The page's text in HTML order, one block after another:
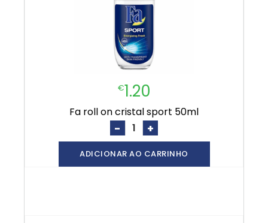
€1.20
fa roll on cristal sport 50ml
- +
ADICIONAR AO CARRINHO